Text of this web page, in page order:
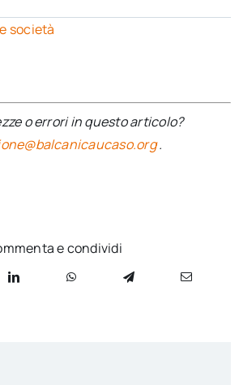
società
o errori in questo articolo?
.
e condividi